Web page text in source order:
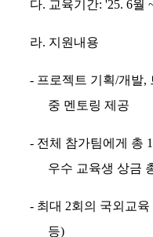
다. 교육기간: '25. 6월
라. 지원내용
- 프로젝트 기획/개발,
중 멘토링 제공
- 전체 참가팀에게 총
우수 교육생 상금
- 최대 2회의 국외교육
등)